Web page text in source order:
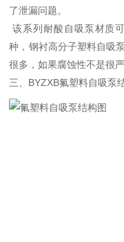
了泄漏问题。
该系列耐酸自吸泵材质
种，钢衬高分子塑料自吸
很多，如果腐蚀性不是很
三、BYZXB氟塑料自吸泵